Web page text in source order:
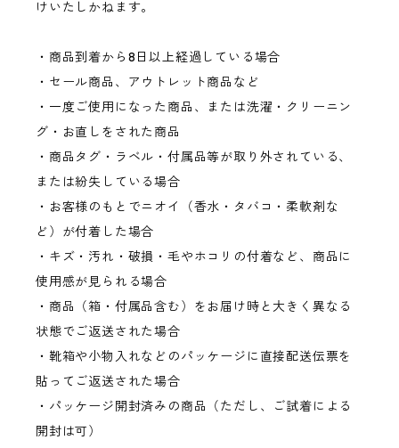
けいたしかねます。
・商品到着から8日以上経過している場合
・セール商品、アウトレット商品など
・一度ご使用になった商品、または洗濯・クリーニン
グ・お直しをされた商品
・商品タグ・ラベル・付属品等が取り外されている、
または紛失している場合
・お客様のもとでニオイ（香水・タバコ・柔軟剤な
ど）が付着した場合
・キズ・汚れ・破損・毛やホコリの付着など、商品に
使用感が見られる場合
・商品（箱・付属品含む）をお届け時と大きく異なる
状態でご返送された場合
・靴箱や小物入れなどのパッケージに直接配送伝票を
貼ってご返送された場合
・パッケージ開封済みの商品（ただし、ご試着による
開封は可）